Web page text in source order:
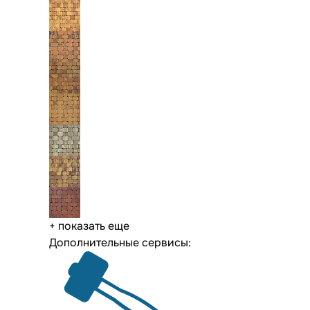
+ показать еще
Дополнительные сервисы: